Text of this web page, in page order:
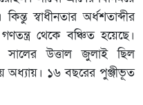
কিন্তু স্বাধীনতার অর্ধশতাব্দীর
থেকে বঞ্চিত হয়েছে।
সালের উত্তাল জুলাই ছিল
অধ্যায়। ১৬ বছরের পুঞ্জীভূত